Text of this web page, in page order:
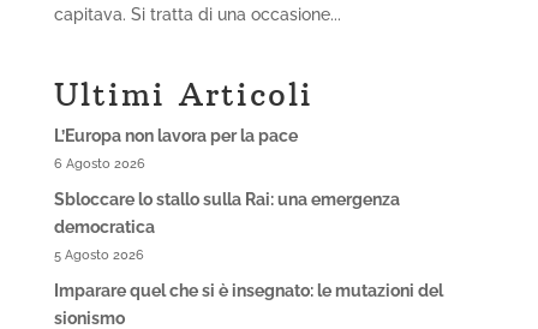
capitava. Si tratta di una occasione...
Ultimi Articoli
L’Europa non lavora per la pace
6 Agosto 2026
Sbloccare lo stallo sulla Rai: una emergenza
democratica
5 Agosto 2026
Imparare quel che si è insegnato: le mutazioni del
sionismo